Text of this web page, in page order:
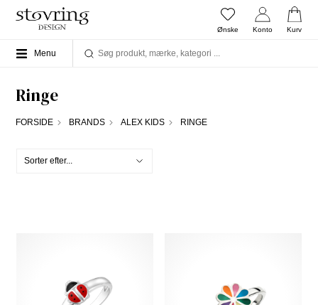
Ønske Konto Kurv
Menu
Ringe
FORSIDE BRANDS ALEX KIDS RINGE